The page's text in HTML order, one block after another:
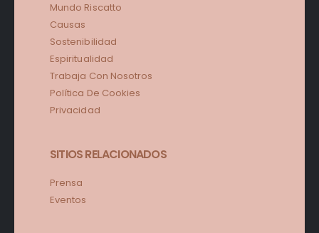
Mundo Riscatto
Causas
Sostenibilidad
Espiritualidad
Trabaja Con Nosotros
Política De Cookies
Privacidad
SITIOS RELACIONADOS
Prensa
Eventos